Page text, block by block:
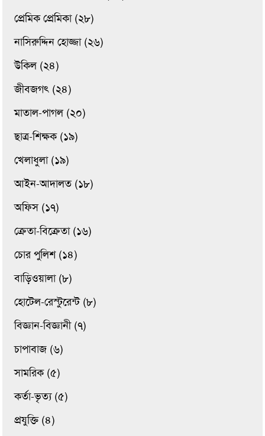
প্রেমিক প্রেমিকা (২৮)
নাসিরুদ্দিন হোজ্জা (২৬)
উকিল (২৪)
জীবজগৎ (২৪)
মাতাল-পাগল (২০)
ছাত্র-শিক্ষক (১৯)
খেলাধুলা (১৯)
আইন-আদালত (১৮)
অফিস (১৭)
ক্রেতা-বিক্রেতা (১৬)
চোর পুলিশ (১৪)
বাড়িওয়ালা (৮)
হোটেল-রেস্টুরেন্ট (৮)
বিজ্ঞান-বিজ্ঞানী (৭)
চাপাবাজ (৬)
সামরিক (৫)
কর্তা-ভৃত্য (৫)
প্রযুক্তি (৪)